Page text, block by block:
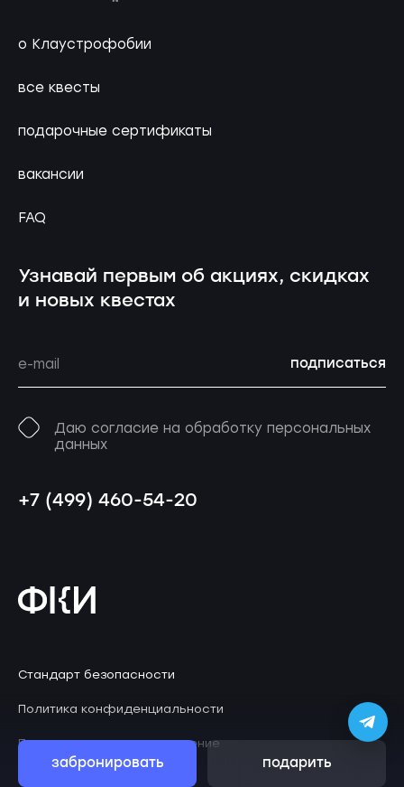
забронировать подарить
о Клаустрофобии
все квесты
подарочные сертификаты
вакансии
FAQ
Узнавай первым об акциях, скидках
и новых квестах
подписаться
Даю согласие на обработку персональных
данных
+7 (499) 460-54-20
Стандарт безопасности
Политика конфиденциальности
Пользовательское соглашение
© 2026 Клаустрофобия Дизайн